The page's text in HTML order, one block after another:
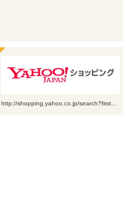
http://shopping.yahoo.co.jp/search?first…